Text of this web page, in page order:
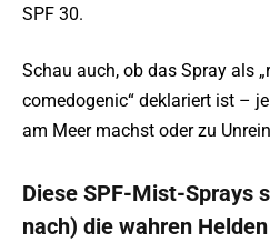
SPF 30.
Schau auch, ob das Spray als
comedogenic“ deklariert ist –
am Meer machst oder zu
Diese SPF-Mist-Sprays
nach) die wahren Helden